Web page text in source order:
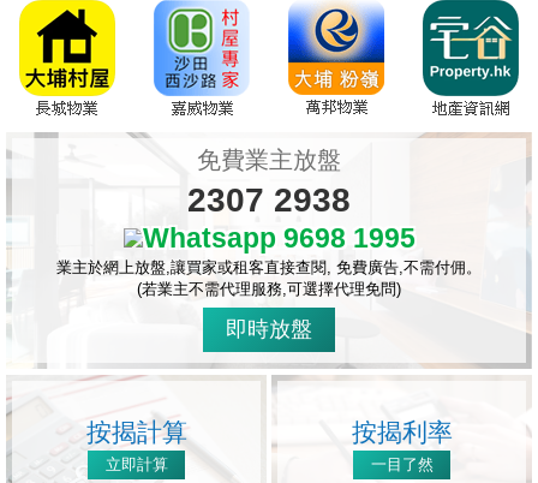
免費業主放盤
2307 2938
Whatsapp 9698 1995
業主於網上放盤,讓買家或租客直接查閱, 免費廣告,不需付佣。
(若業主不需代理服務,可選擇代理免問)
即時放盤
按揭計算
立即計算
按揭利率
一目了然